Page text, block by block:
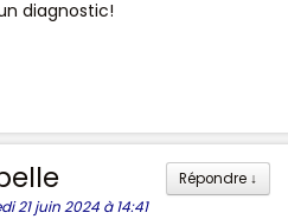
diagnostic!
Répondre ↓
21 juin 2024 à 14:41